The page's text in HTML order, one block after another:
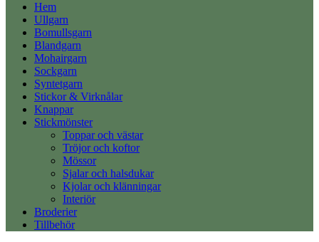
Hem
Ullgarn
Bomullsgarn
Blandgarn
Mohairgarn
Sockgarn
Syntetgarn
Stickor & Virknålar
Knappar
Stickmönster
Toppar och västar
Tröjor och koftor
Mössor
Sjalar och halsdukar
Kjolar och klänningar
Interiör
Broderier
Tillbehör